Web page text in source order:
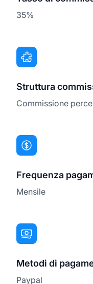
35%
Struttura
Commissione
Frequenza
Mensile
Metodi di
Paypal